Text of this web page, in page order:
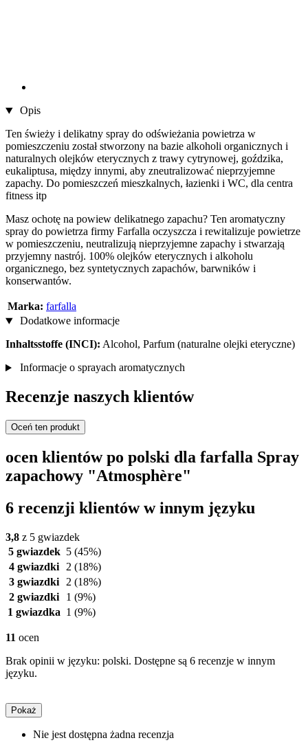
Opis
Ten świeży i delikatny spray do odświeżania powietrza w
pomieszczeniu został stworzony na bazie alkoholi organicznych i
naturalnych olejków eterycznych z trawy cytrynowej, goździka,
eukaliptusa, między innymi, aby zneutralizować nieprzyjemne
zapachy. Do pomieszczeń mieszkalnych, łazienki i WC, dla centra
fitness itp
Masz ochotę na powiew delikatnego zapachu? Ten aromatyczny
spray do powietrza firmy Farfalla oczyszcza i rewitalizuje powietrze
w pomieszczeniu, neutralizują nieprzyjemne zapachy i stwarzają
przyjemny nastrój. 100% olejków eterycznych i alkoholu
organicznego, bez syntetycznych zapachów, barwników i
konserwantów.
Marka: farfalla
Dodatkowe informacje
Inhaltsstoffe (INCI): Alcohol, Parfum (naturalne olejki eteryczne)
Informacje o sprayach aromatycznych
Recenzje naszych klientów
Oceń ten produkt
ocen klientów po polski dla farfalla Spray
zapachowy "Atmosphère"
6 recenzji klientów w innym języku
3,8 z 5 gwiazdek
5 gwiazdek 5 (45%)
4 gwiazdki
2 (18%)
3 gwiazdki
2 (18%)
2 gwiazdki
1 (9%)
1 gwiazdka 1 (9%)
11 ocen
Brak opinii w języku: polski. Dostępne są 6 recenzje w innym
języku.
Pokaż
Nie jest dostępna żadna recenzja